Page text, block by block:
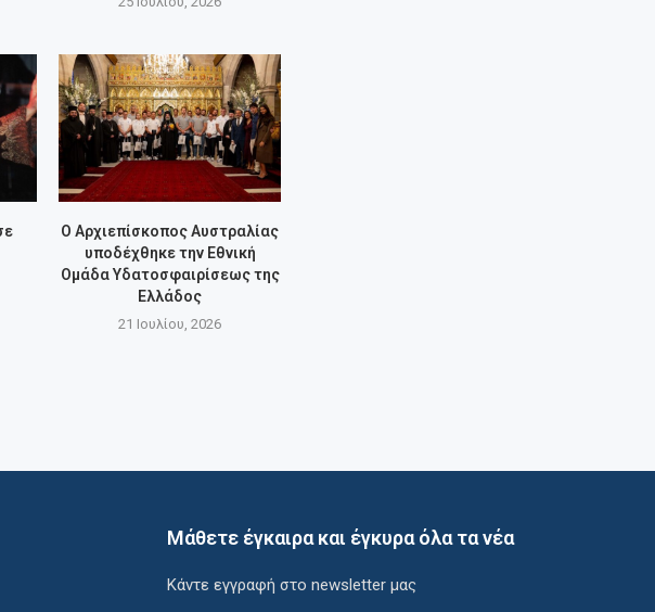
Ο Αρχιεπίσκοπος Αυστραλίας
υποδέχθηκε την Εθνική
Ομάδα Υδατοσφαιρίσεως της
Ελλάδος
21 Ιουλίου, 2026
Μάθετε έγκαιρα και έγκυρα όλα τα νέα
Κάντε εγγραφή στο newsletter μας